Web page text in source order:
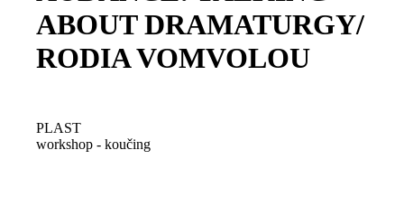
ABOUT DRAMATURGY/
RODIA VOMVOLOU
PLAST
workshop - koučing